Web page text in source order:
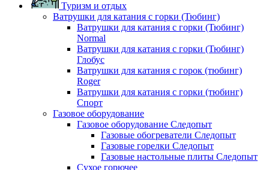
Туризм и отдых
Ватрушки для катания с горки (Тюбинг)
Ватрушки для катания с горки (Тюбинг)
Normal
Ватрушки для катания с горки (Тюбинг)
Глобус
Ватрушки для катания с горок (тюбинг)
Roger
Ватрушки для катания с горки (тюбинг)
Спорт
Газовое оборудование
Газовое оборудование Следопыт
Газовые обогреватели Следопыт
Газовые горелки Следопыт
Газовые настольные плиты Следопыт
Сухое горючее